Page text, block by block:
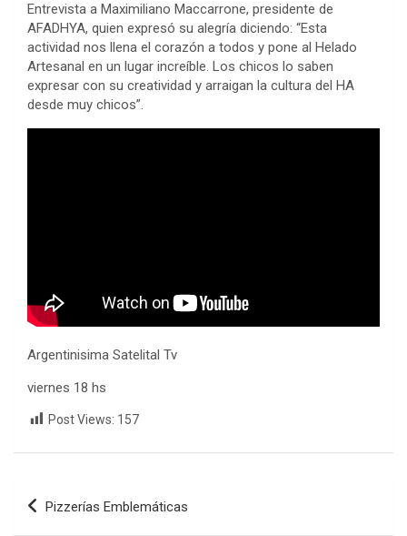
Entrevista a Maximiliano Maccarrone, presidente de
AFADHYA, quien expresó su alegría diciendo: “Esta
actividad nos llena el corazón a todos y pone al Helado
Artesanal en un lugar increíble. Los chicos lo saben
expresar con su creatividad y arraigan la cultura del HA
desde muy chicos”.
Argentinisima Satelital Tv
viernes 18 hs
Post Views: 157
Navegación
Pizzerías Emblemáticas